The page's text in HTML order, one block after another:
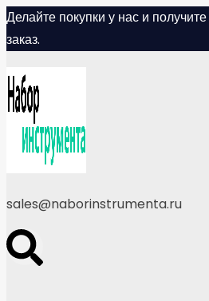
Skip
to
Делайте покупки у нас и
заказ.
sales@naborinstrumenta.ru